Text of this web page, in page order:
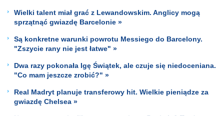
Wielki talent miał grać z Lewandowskim. Anglicy mogą
sprzątnąć gwiazdę Barcelonie »
Są konkretne warunki powrotu Messiego do Barcelony.
"Zszycie rany nie jest łatwe" »
Dwa razy pokonała Igę Świątek, ale czuje się niedoceniana.
"Co mam jeszcze zrobić?" »
Real Madryt planuje transferowy hit. Wielkie pieniądze za
gwiazdę Chelsea »